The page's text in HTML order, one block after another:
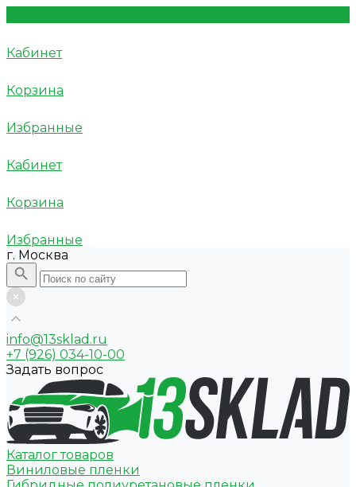
Кабинет
Корзина
Избранные
Кабинет
Корзина
Избранные
г. Москва
info@13sklad.ru
+7 (926) 034-10-00
Задать вопрос
Каталог товаров
Виниловые пленки